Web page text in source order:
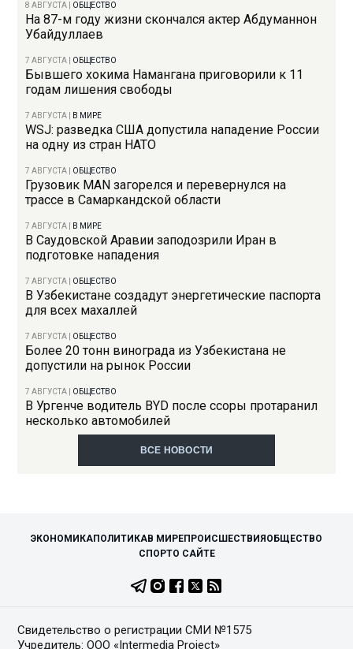
8 АВГУСТА ОБЩЕСТВО
На 87-м году жизни скончался актер Абдуманнон
Убайдуллаев
7 АВГУСТА ОБЩЕСТВО
Бывшего хокима Намангана приговорили к 11
годам лишения свободы
7 АВГУСТА В МИРЕ
WSJ: разведка США допустила нападение России
на одну из стран НАТО
7 АВГУСТА ОБЩЕСТВО
Грузовик MAN загорелся и перевернулся на
трассе в Самаркандской области
7 АВГУСТА В МИРЕ
В Саудовской Аравии заподозрили Иран в
подготовке нападения
7 АВГУСТА ОБЩЕСТВО
В Узбекистане создадут энергетические паспорта
для всех махаллей
7 АВГУСТА ОБЩЕСТВО
Более 20 тонн винограда из Узбекистана не
допустили на рынок России
7 АВГУСТА ОБЩЕСТВО
В Ургенче водитель BYD после ссоры протаранил
несколько автомобилей
ВСЕ НОВОСТИ
ЭКОНОМИКАПОЛИТИКАВ МИРЕПРОИСШЕСТВИЯ ОБЩЕСТВО
СПОРТО САЙТЕ
Свидетельство о регистрации СМИ №1575
Учредитель: ООО «Intermedia Project»